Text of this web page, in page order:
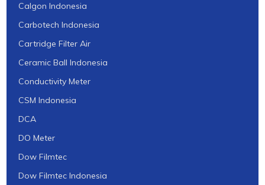
Calgon Indonesia
Carbotech Indonesia
Cartridge Filter Air
Ceramic Ball Indonesia
Conductivity Meter
CSM Indonesia
DCA
DO Meter
Dow Filmtec
Dow Filmtec Indonesia